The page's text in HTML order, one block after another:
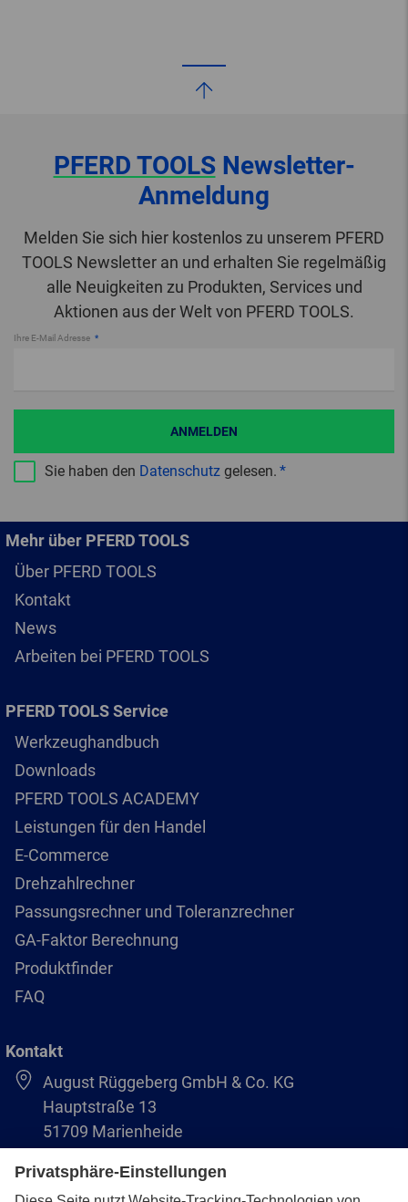
PFERD TOOLSNewsletter-
Anmeldung
Melden Sie sich hier kostenlos zu unserem PFERD
TOOLS Newsletter an und erhalten Sie regelmäßig
alle Neuigkeiten zu Produkten, Services und
Aktionen aus der Welt von PFERD TOOLS.
Ihre E-Mail Adresse
Sie haben den Datenschutz gelesen.
ANMELDEN
Mehr über PFERD TOOLS
Über PFERD TOOLS
Kontakt
News
Arbeiten bei PFERD TOOLS
PFERD TOOLS Service
Werkzeughandbuch
Downloads
PFERD TOOLS ACADEMY
Leistungen für den Handel
E-Commerce
Drehzahlrechner
Passungsrechner und Toleranzrechner
GA-Faktor Berechnung
Produktfinder
FAQ
Kontakt
August Rüggeberg GmbH & Co. KG
Hauptstraße 13
51709 Marienheide
+49 2264 9-0